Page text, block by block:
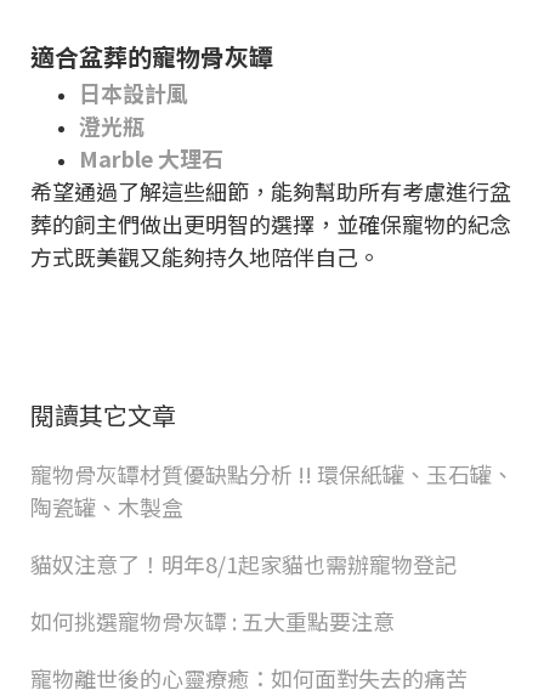
適合盆葬的寵物骨灰罈
日本設計風
澄光瓶
Marble 大理石
希望通過了解這些細節，能夠幫助所有考慮進行盆
葬的飼主們做出更明智的選擇，並確保寵物的紀念
方式既美觀又能夠持久地陪伴自己。
閱讀其它文章
寵物骨灰罈材質優缺點分析 !! 環保紙罐、玉石罐、
陶瓷罐、木製盒
貓奴注意了！明年8/1起家貓也需辦寵物登記
如何挑選寵物骨灰罈 : 五大重點要注意
寵物離世後的心靈療癒：如何面對失去的痛苦